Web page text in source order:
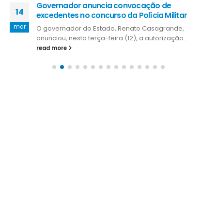
14
mar
Governador anuncia convocação de
excedentes no concurso da Polícia Militar
O governador do Estado, Renato Casagrande,
anunciou, nesta terça-feira (12), a autorização...
read more